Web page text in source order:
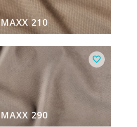
MAXX 210
MAXX 290